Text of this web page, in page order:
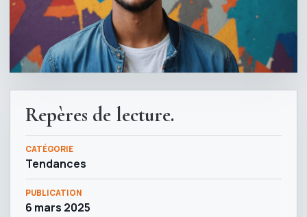
Repères de lecture.
CATÉGORIE
Tendances
PUBLICATION
6 mars 2025